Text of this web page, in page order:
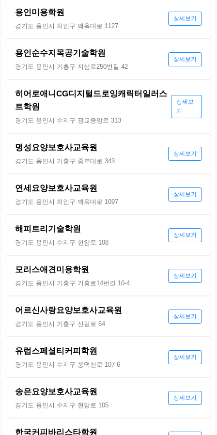
용인미용학원
경기도 용인시 처인구 백옥대로 1127
상세보기
용인순수지목공기술학원
경기도 용인시 기흥구 지삼로250번길 42
상세보기
히어로애니CG디지털드로잉캐릭터일러스
트학원
경기도 용인시 수지구 광교중앙로 313
상세보
기
명성요양보호사교육원
경기도 용인시 기흥구 중부대로 343
상세보기
연세요양보호사교육원
경기도 용인시 처인구 백옥대로 1097
상세보기
해피트리기술학원
경기도 용인시 수지구 현암로 108
상세보기
모리스애견미용학원
경기도 용인시 기흥구 기흥로14번길 10-4
상세보기
어르신사랑요양보호사교육원
경기도 용인시 기흥구 신갈로 64
상세보기
유럽스페셜티커피학원
경기도 용인시 수지구 풍덕천로 107-6
상세보기
송은요양보호사교육원
경기도 용인시 수지구 현암로 105
상세보기
한국커피바리스타학원